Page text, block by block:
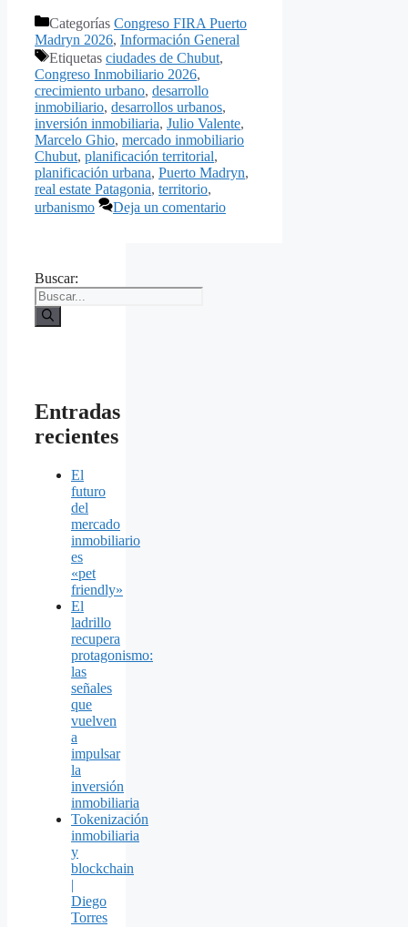
Categorías Congreso FIRA Puerto
Madryn 2026, Información General
Etiquetas ciudades de Chubut,
Congreso Inmobiliario 2026,
crecimiento urbano, desarrollo
inmobiliario, desarrollos urbanos,
inversión inmobiliaria, Julio Valente,
Marcelo Ghio, mercado inmobiliario
Chubut, planificación territorial,
planificación urbana, Puerto Madryn,
real estate Patagonia, territorio,
urbanismo
Deja un comentario
Buscar:
Entradas
recientes
El
futuro
del
mercado
inmobiliario
es
«pet
friendly»
El
ladrillo
recupera
protagonismo:
las
señales
que
vuelven
a
impulsar
la
inversión
inmobiliaria
Tokenización
inmobiliaria
y
blockchain
|
Diego
Torres